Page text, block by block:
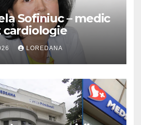
Sofiniuc – medic
cardiologie
LOREDANA